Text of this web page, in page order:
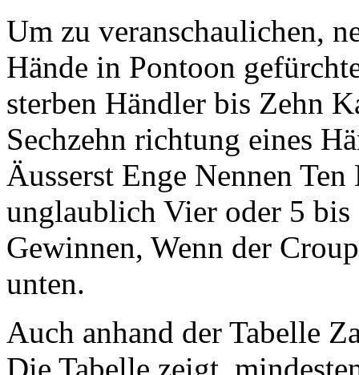
Um zu veranschaulichen,
Hände in Pontoon
sterben Händler bis Zehn
Sechzehn richtung eines
Äusserst Enge Nennen
unglaublich Vier oder 5 bis
Gewinnen, Wenn der
unten.
Auch anhand der Tabelle
Die Tabelle zeigt,